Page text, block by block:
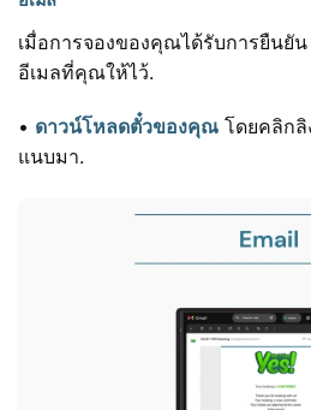
เมื่อการจองของคุณได้รับการยืนยั
อีเมลที่คุณให้ไว้.
• ดาวน์โหลดตั๋วของคุณ โดยคลิกลิ
แนบมา.